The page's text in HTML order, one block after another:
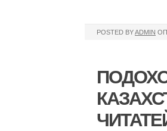
POSTED BYADMIN